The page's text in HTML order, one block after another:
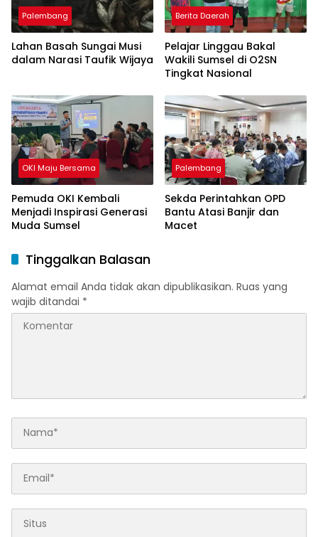
Palembang
Lahan Basah Sungai Musi
dalam Narasi Taufik Wijaya
Berita Daerah
Pelajar Linggau Bakal
Wakili Sumsel di O2SN
Tingkat Nasional
OKI Maju Bersama
Pemuda OKI Kembali
Menjadi Inspirasi Generasi
Muda Sumsel
Palembang
Sekda Perintahkan OPD
Bantu Atasi Banjir dan
Macet
Tinggalkan Balasan
Alamat email Anda tidak akan dipublikasikan. Ruas yang
wajib ditandai *